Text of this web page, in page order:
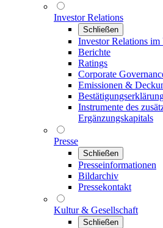
Investor Relations
Schließen
Investor Relations
Berichte
Ratings
Corporate
Emissionen &
Instrumente des
Ergänzungskapitals
Presse
Schließen
Presseinformationen
Bildarchiv
Pressekontakt
Kultur & Gesellschaft
Schließen